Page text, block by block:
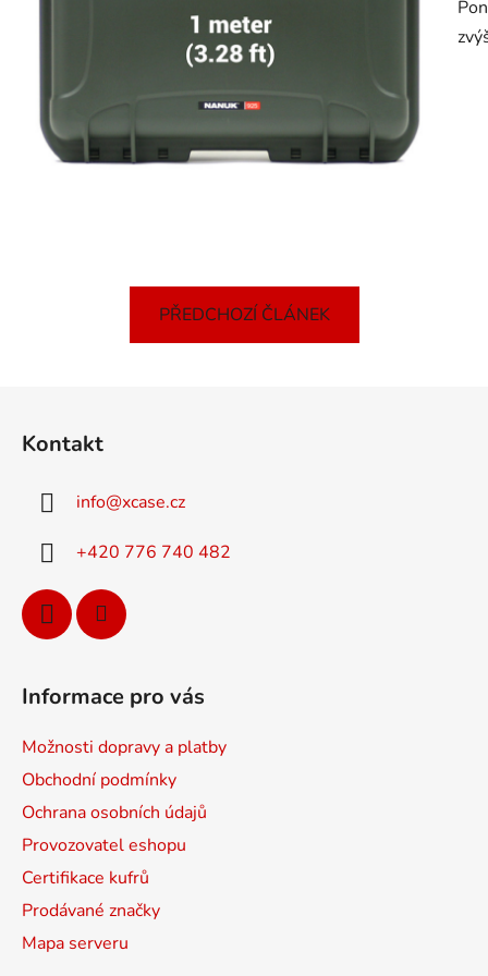
PŘEDCHOZÍ ČLÁNEK
Kontakt
info@xcase.cz
+420 776 740 482
Informace pro vás
Možnosti dopravy a platby
Obchodní podmínky
Ochrana osobních údajů
Provozovatel eshopu
Certifikace kufrů
Prodávané značky
Mapa serveru